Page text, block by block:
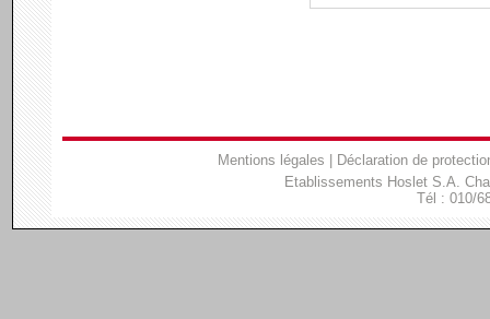
Mentions légales
Déclaration de
Etablissements Hoslet S.A.
Tél : 010/